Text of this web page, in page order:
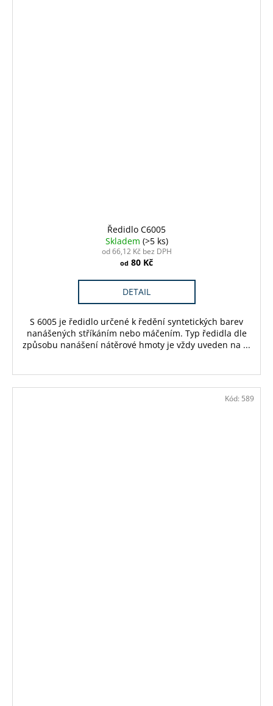
Ředidlo C6005
Skladem (>5 ks)
od 66,12 Kč bez DPH
od 80 Kč
DETAIL
S 6005 je ředidlo určené k ředění syntetických barev
nanášených stříkáním nebo máčením. Typ ředidla dle
způsobu nanášení nátěrové hmoty je vždy uveden na ...
Kód: 589